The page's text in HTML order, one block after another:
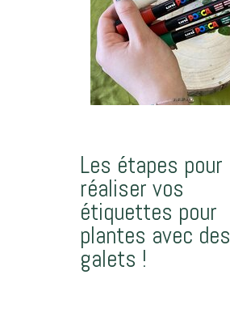
Les étapes pour
réaliser vos
étiquettes pour
plantes avec des
galets !